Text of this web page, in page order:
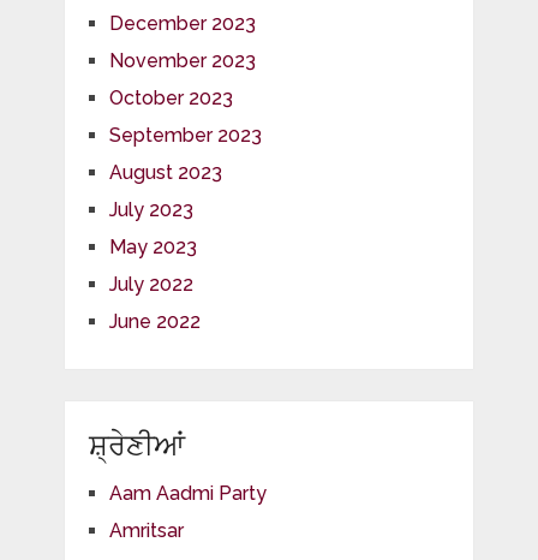
December 2023
November 2023
October 2023
September 2023
August 2023
July 2023
May 2023
July 2022
June 2022
ਸ਼੍ਰੇਣੀਆਂ
Aam Aadmi Party
Amritsar